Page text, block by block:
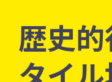
歴史